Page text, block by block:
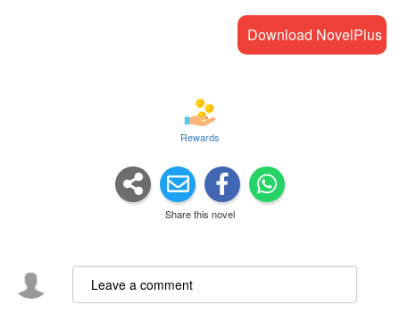
Download NovelPlus
Rewards
Share this novel